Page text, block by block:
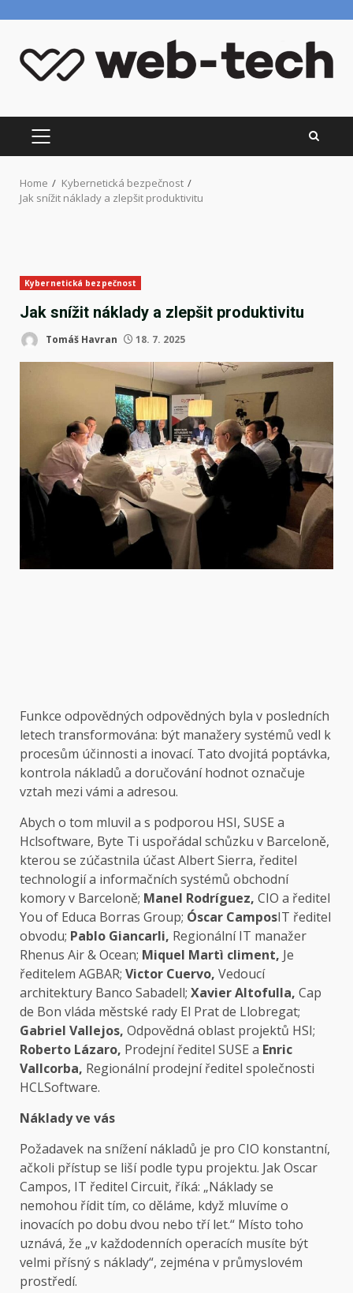
content
PRIMARY
MENU
Home
Kybernetická bezpečnost
Jak snížit náklady a zlepšit produktivitu
Kybernetická bezpečnost
Jak snížit náklady a zlepšit produktivitu
Tomáš Havran 18. 7. 2025
Funkce odpovědných odpovědných byla v posledních
letech transformována: být manažery systémů vedl k
procesům účinnosti a inovací. Tato dvojitá poptávka,
kontrola nákladů a doručování hodnot označuje
vztah mezi vámi a adresou.
Abych o tom mluvil a s podporou HSI, SUSE a
Hclsoftware, Byte Ti uspořádal schůzku v Barceloně,
kterou se zúčastnila účastAlbert Sierra, ředitel
technologií a informačních systémů obchodní
komory v Barceloně; Manel Rodríguez, CIO a ředitel
You of Educa Borras Group; Óscar CamposIT ředitel
obvodu; Pablo Giancarli, Regionální IT manažer
Rhenus Air & Ocean; Miquel Martì climent, Je
ředitelem AGBAR; Victor Cuervo, Vedoucí
architektury Banco Sabadell; Xavier Altofulla, Cap
de Bon vláda městské rady El Prat de Llobregat;
Gabriel Vallejos, Odpovědná oblast projektů HSI;
Roberto Lázaro, Prodejní ředitel SUSE a Enric
Vallcorba, Regionální prodejní ředitel společnosti
HCLSoftware.
Náklady ve vás
Požadavek na snížení nákladů je pro CIO konstantní,
ačkoli přístup se liší podle typu projektu. Jak Oscar
Campos, IT ředitel Circuit, říká: „Náklady se
nemohou řídit tím, co děláme, když mluvíme o
inovacích po dobu dvou nebo tří let.“ Místo toho
uznává, že „v každodenních operacích musíte být
velmi přísný s náklady“, zejména v průmyslovém
prostředí.